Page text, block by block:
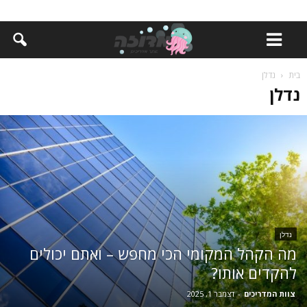
בית נדלן
נדלן
נדלן
מה הקהל המקומי הכי מחפש – ואתם יכולים
להקדים אותו?
צוות המדריכים - דצמבר 1, 2025